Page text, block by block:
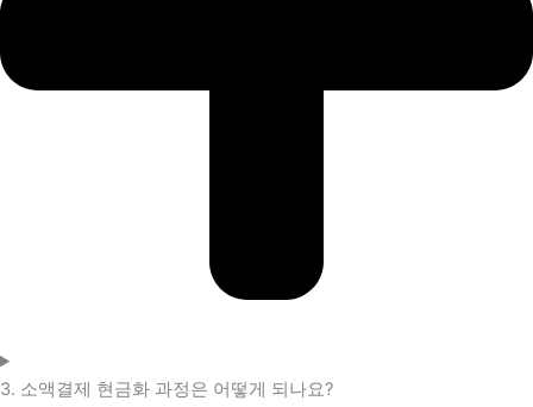
3. 소액결제 현금화 과정은 어떻게 되나요?